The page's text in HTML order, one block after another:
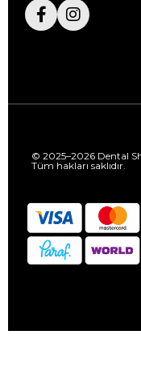
© 2025–2026 Dental
Tüm hakları saklıdır.